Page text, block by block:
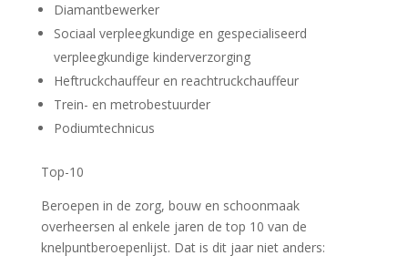
Diamantbewerker
Sociaal verpleegkundige en gespecialiseerd
verpleegkundige kinderverzorging
Heftruckchauffeur en reachtruckchauffeur
Trein- en metrobestuurder
Podiumtechnicus
Top-10
Beroepen in de zorg, bouw en schoonmaak
overheersen al enkele jaren de top 10 van de
knelpuntberoepenlijst. Dat is dit jaar niet anders: